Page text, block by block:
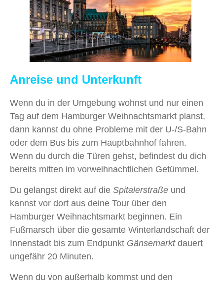
Anreise und Unterkunft
Wenn du in der Umgebung wohnst und nur einen
Tag auf dem Hamburger Weihnachtsmarkt planst,
dann kannst du ohne Probleme mit der U-/S-Bahn
oder dem Bus bis zum Hauptbahnhof fahren.
Wenn du durch die Türen gehst, befindest du dich
bereits mitten im vorweihnachtlichen Getümmel.
Du gelangst direkt auf die Spitalerstraße und
kannst vor dort aus deine Tour über den
Hamburger Weihnachtsmarkt beginnen. Ein
Fußmarsch über die gesamte Winterlandschaft der
Innenstadt bis zum Endpunkt Gänsemarktdauert
ungefähr 20 Minuten.
Wenn du von außerhalb kommst und den